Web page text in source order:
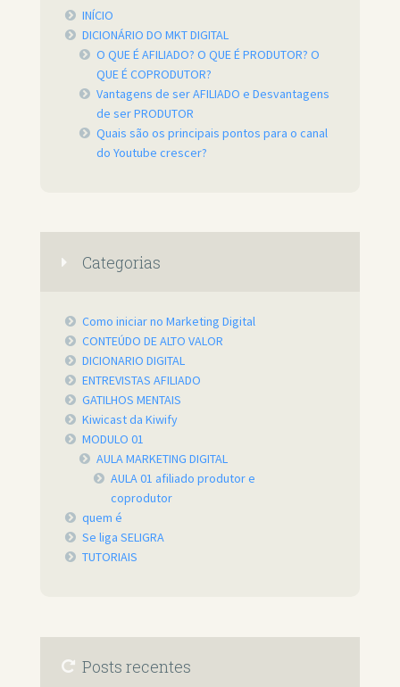
INÍCIO
DICIONÁRIO DO MKT DIGITAL
O QUE É AFILIADO? O QUE É PRODUTOR? O
QUE É COPRODUTOR?
Vantagens de ser AFILIADO e Desvantagens
de ser PRODUTOR
Quais são os principais pontos para o canal
do Youtube crescer?
Categorias
Como iniciar no Marketing Digital
CONTEÚDO DE ALTO VALOR
DICIONARIO DIGITAL
ENTREVISTAS AFILIADO
GATILHOS MENTAIS
Kiwicast da Kiwify
MODULO 01
AULA MARKETING DIGITAL
AULA 01 afiliado produtor e
coprodutor
quem é
Se liga SELIGRA
TUTORIAIS
Posts recentes